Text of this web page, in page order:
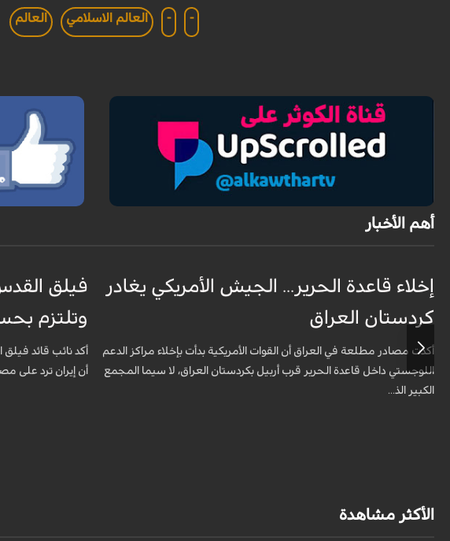
-
- العالم الاسلامي العالم
أهم الأخبار
إخلاء قاعدة الحرير... الجيش الأمريكي يغادر
كردستان العراق
أكدت مصادر مطلعة في العراق أن القوات الأمريكية بدأت بإخلاء مراكز الدعم
اللوجستي داخل قاعدة الحرير قرب أربيل بكردستان العراق، لا سيما المجمع
الكبير الذ...
فيلق
وتلتزم
أكد نائب قائد
أن إيران ترد على
الأكثر مشاهدة